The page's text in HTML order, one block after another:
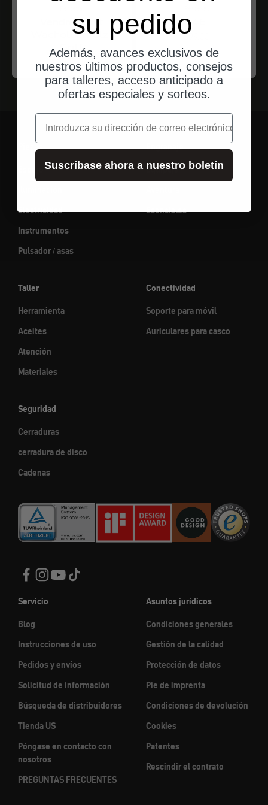
Vendredi mit
Wacholderholz-
Griff
Angebot
$227.00
T45
Angebot
$99.00
Piezas
Electricidad
Instrumentos
Pulsador / asas
Engranaje
Equipaje
Esenciales
Taller
Herramienta
Aceites
Atención
Materiales
Conectividad
Soporte para móvil
Auriculares para casco
Seguridad
Cerraduras
cerradura de disco
Cadenas
Servicio
Blog
Instrucciones de uso
Pedidos y envíos
Solicitud de información
Búsqueda de distribuidores
Tienda US
Póngase en contacto con
nosotros
PREGUNTAS FRECUENTES
Asuntos jurídicos
Condiciones generales
Gestión de la calidad
Protección de datos
Pie de imprenta
Condiciones de devolución
Cookies
Patentes
Rescindir el contrato
su pedido
Además, avances exclusivos de
nuestros últimos productos, consejos
para talleres, acceso anticipado a
ofertas especiales y sorteos.
correo electrónico
Suscríbase ahora a nuestro boletín